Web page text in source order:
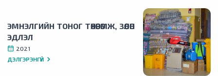
ЭМНЭЛГИЙН ТОНОГ ТӨХӨӨРӨМЖ, ЗӨӨЛӨН
ЭДЛЭЛ
2021
ДЭЛГЭРЭНГҮЙ